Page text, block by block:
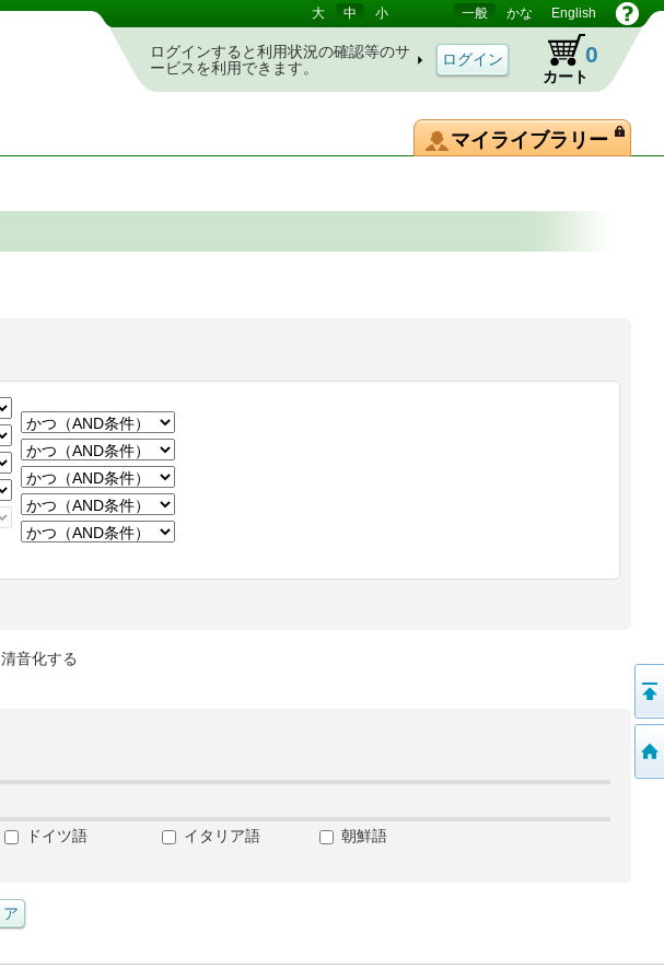
大 中 小 一般 かな English
ログインすると利用状況の確認等のサ
ービスを利用できます。
カート
0
マイライブラリー
清音化する
ドイツ語 イタリア語
朝鮮語